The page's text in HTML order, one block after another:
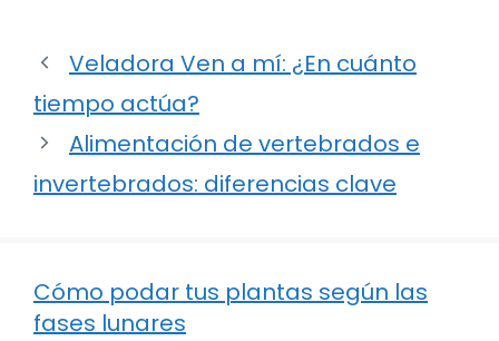
Veladora Ven a mí: ¿En cuánto
tiempo actúa?
Alimentación de vertebrados e
invertebrados: diferencias clave
Cómo podar tus plantas según las
fases lunares